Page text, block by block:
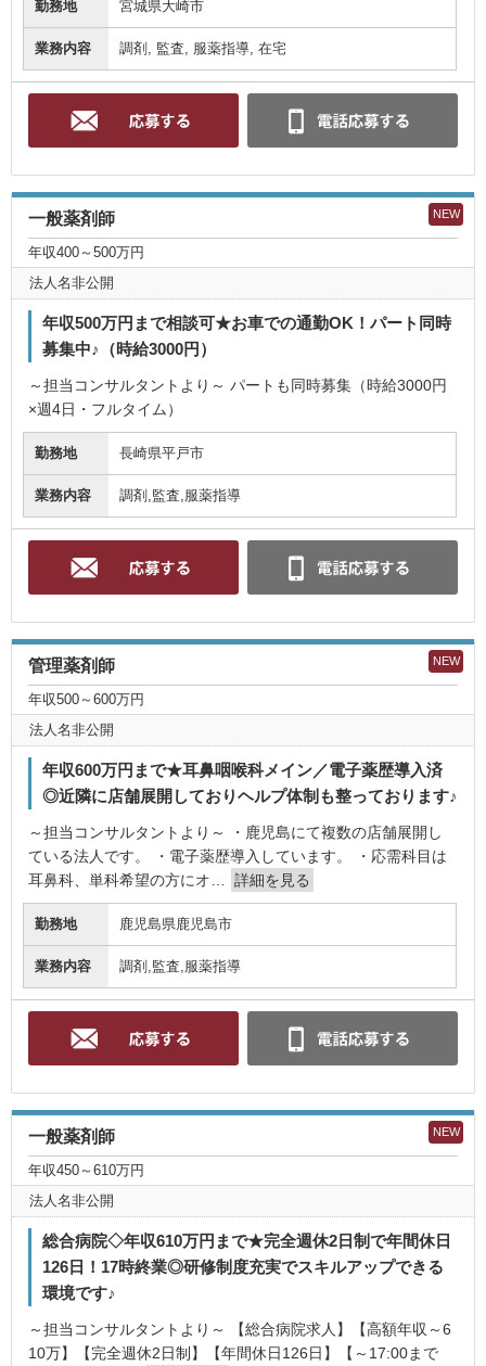
勤務地 宮城県大崎市
業務内容 調剤, 監査, 服薬指導, 在宅
NEW
一般薬剤師
年収400～500万円
法人名非公開
年収500万円まで相談可★お車での通勤OK！パート同時
募集中♪（時給3000円）
～担当コンサルタントより～ パートも同時募集（時給3000円
×週4日・フルタイム）
勤務地 長崎県平戸市
業務内容 調剤,監査,服薬指導
NEW
管理薬剤師
年収500～600万円
法人名非公開
年収600万円まで★耳鼻咽喉科メイン／電子薬歴導入済
◎近隣に店舗展開しておりヘルプ体制も整っております♪
～担当コンサルタントより～ ・鹿児島にて複数の店舗展開し
ている法人です。 ・電子薬歴導入しています。 ・応需科目は
耳鼻科、単科希望の方にオ…
詳細を見る
勤務地 鹿児島県鹿児島市
業務内容 調剤,監査,服薬指導
NEW
一般薬剤師
年収450～610万円
法人名非公開
総合病院◇年収610万円まで★完全週休2日制で年間休日
126日！17時終業◎研修制度充実でスキルアップできる
環境です♪
～担当コンサルタントより～ 【総合病院求人】【高額年収～6
10万】【完全週休2日制】【年間休日126日】【～17:00まで